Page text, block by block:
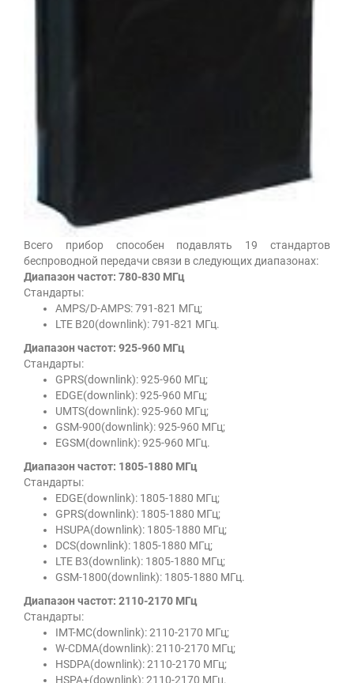
Всего прибор способен подавлять 19 стандартов
беспроводной передачи связи в следующих диапазонах:
Диапазон частот: 780-830 МГц
Стандарты:
AMPS/D-AMPS: 791-821 МГц;
LTE B20(downlink): 791-821 МГц.
Диапазон частот: 925-960 МГц
Стандарты:
GPRS(downlink): 925-960 МГц;
EDGE(downlink): 925-960 МГц;
UMTS(downlink): 925-960 МГц;
GSM-900(downlink): 925-960 МГц;
EGSM(downlink): 925-960 МГц.
Диапазон частот: 1805-1880 МГц
Стандарты:
EDGE(downlink): 1805-1880 МГц;
GPRS(downlink): 1805-1880 МГц;
HSUPA(downlink): 1805-1880 МГц;
DCS(downlink): 1805-1880 МГц;
LTE B3(downlink): 1805-1880 МГц;
GSM-1800(downlink): 1805-1880 МГц.
Диапазон частот: 2110-2170 МГц
Стандарты:
IMT-MC(downlink): 2110-2170 МГц;
W-CDMA(downlink): 2110-2170 МГц;
HSDPA(downlink): 2110-2170 МГц;
HSPA+(downlink): 2110-2170 МГц.